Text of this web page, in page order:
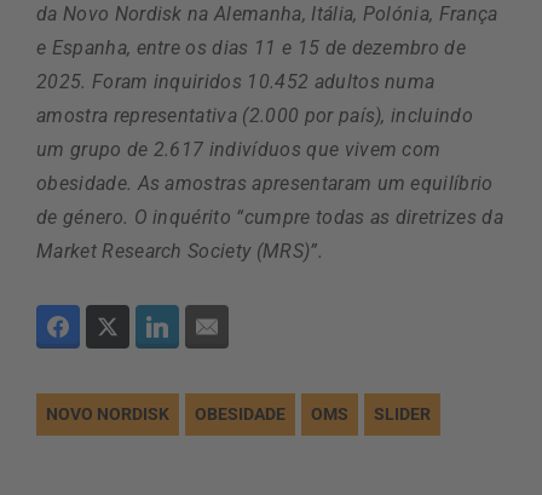
da Novo Nordisk na Alemanha, Itália, Polónia, França
e Espanha, entre os dias 11 e 15 de dezembro de
2025. Foram inquiridos 10.452 adultos numa
amostra representativa (2.000 por país), incluindo
um grupo de 2.617 indivíduos que vivem com
obesidade. As amostras apresentaram um equilíbrio
de género. O inquérito “cumpre todas as diretrizes da
Market Research Society (MRS)”.
NOVO NORDISK OBESIDADE OMS SLIDER